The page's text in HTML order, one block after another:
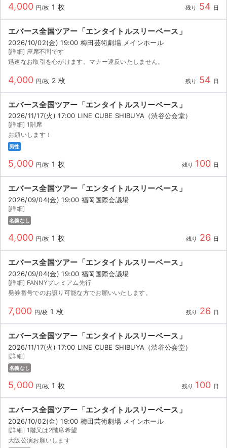
チケットジャム運営会社
チケットジャム利用規約
プライバシーポリシー
公演登録依頼
不正転売禁止法について
チケットジャムの取り組み
音楽情報
4,000 円/枚 1 枚 残り 54 日
エバース全国ツアー「エンタイトルスリーベース」
2026/10/02(金) 19:00 梅田芸術劇場 メインホール
[詳細] 座席不問です
迅速なお取引を心がけます。マナー違反いたしません。
4,000 円/枚 2 枚 残り 54 日
エバース全国ツアー「エンタイトルスリーベース」
2026/11/17(火) 17:00 LINE CUBE SHIBUYA（渋谷公会堂）
[詳細] 1階席
お願いします！
男性
5,000 円/枚 1 枚 残り 100 日
エバース全国ツアー「エンタイトルスリーベース」
2026/09/04(金) 19:00 福岡国際会議場
[詳細]
名義なし
4,000 円/枚 1 枚 残り 26 日
エバース全国ツアー「エンタイトルスリーベース」
2026/09/04(金) 19:00 福岡国際会議場
[詳細] FANNYプレミアム先行
発券番号でのお譲り可能な方でお願いいたします。
7,000 円/枚 1 枚 残り 26 日
エバース全国ツアー「エンタイトルスリーベース」
2026/11/17(火) 17:00 LINE CUBE SHIBUYA（渋谷公会堂）
[詳細]
名義なし
5,000 円/枚 1 枚 残り 100 日
エバース全国ツアー「エンタイトルスリーベース」
2026/10/02(金) 19:00 梅田芸術劇場 メインホール
[詳細] 1階又は2階席希望
大阪公演お願いします